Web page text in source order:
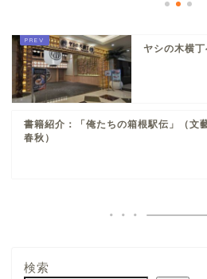
ヤシの木横
書籍紹介：「俺たちの箱根駅伝」（文
春秋）
検索